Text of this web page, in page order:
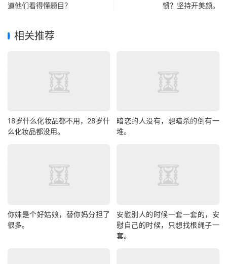
道他们看得懂题目？
惯？坚持开美颜。
相关推荐
18岁什么化妆品都不用，28岁什
么化妆品都没用。
暗恋的人没有，想暗杀的倒有一
堆。
你妹是个好姑娘，替你妈分担了
很多。
安慰别人的时候一套一套的，安
慰自己的时候，只想找根绳子一
套。